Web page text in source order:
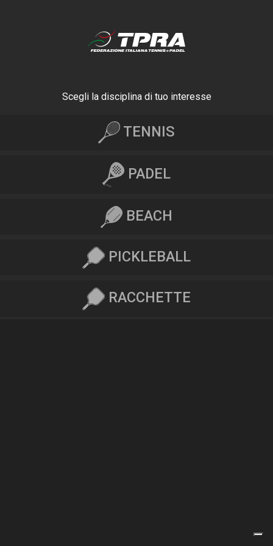
Scegli la disciplina di tuo interesse
TENNIS
PADEL
BEACH
PICKLEBALL
RACCHETTE